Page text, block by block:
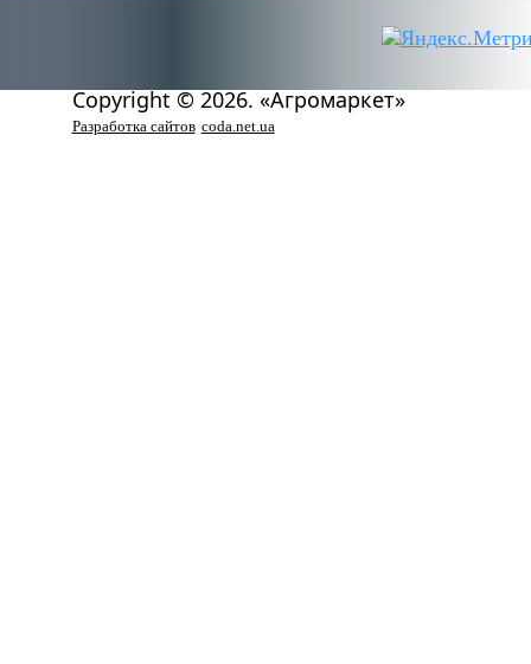
Copyright © 2026. «Агромаркет»
Разработка сайтов coda.net.ua